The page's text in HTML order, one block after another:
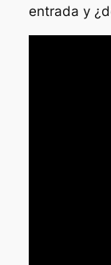
entrada y